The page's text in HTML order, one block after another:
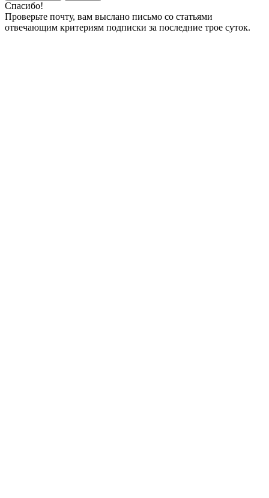
Спасибо!
Проверьте почту, вам выслано письмо со статьями
отвечающим критериям подписки за последние трое суток.